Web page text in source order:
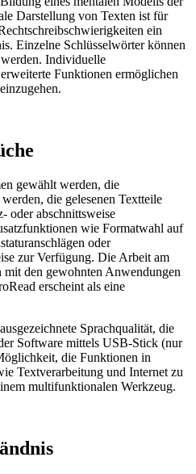
Darstellung von Texten ist für
ein
Einzelne Schlüsselwörter können
Individuelle
Funktionen ermöglichen
gewählt werden, die
die gelesenen Textteile
oder abschnittsweise
wie Formatwahl auf
oder
zur Verfügung. Die Arbeit am
den gewohnten Anwendungen
erscheint als eine
Sprachqualität, die
Software mittels USB-Stick (nur
die Funktionen in
Textverarbeitung und Internet zu
multifunktionalen Werkzeug.